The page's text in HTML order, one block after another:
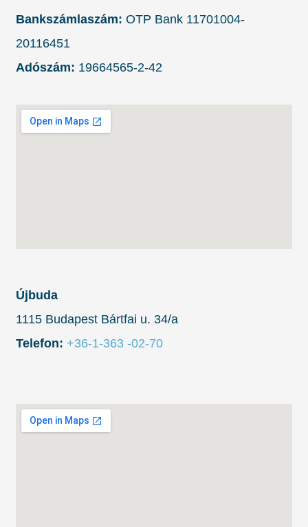
Bankszámlaszám: OTP Bank 11701004-
20116451
Adószám: 19664565-2-42
Újbuda
1115 Budapest Bártfai u. 34/a
Telefon: +36-1-363 -02-70